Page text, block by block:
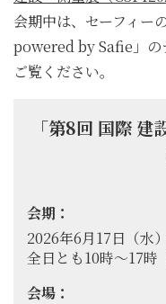
会期中は、セーフィー
powered by Safie」の
ご覧ください。
「第8回 国際 建
会期：
2026年6月17日（水
全日とも10時～17時
会場：